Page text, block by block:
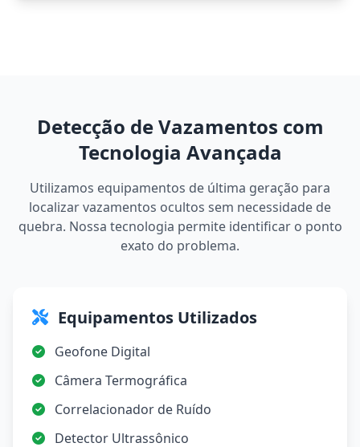
Detecção de Vazamentos com
Tecnologia Avançada
Utilizamos equipamentos de última geração para
localizar vazamentos ocultos sem necessidade de
quebra. Nossa tecnologia permite identificar o ponto
exato do problema.
Equipamentos Utilizados
Geofone Digital
Câmera Termográfica
Correlacionador de Ruído
Detector Ultrassônico